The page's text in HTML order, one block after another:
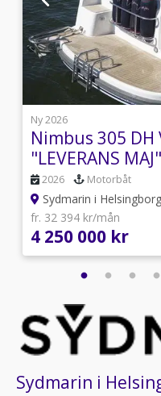
Ny 2026
Nimbus 305 DH
"LEVERANS MAJ"
2026 Motorbåt
Sydmarin i
fr. 32 394 kr/mån
4 250 000 kr
Sydmarin i